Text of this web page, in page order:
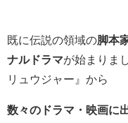
既に伝説の領域の脚本
ナルドラマが始まりま
リュウジャー』から
数々のドラマ・映画に